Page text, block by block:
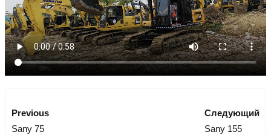
Previous
Sany 75
Следующий
Sany 155